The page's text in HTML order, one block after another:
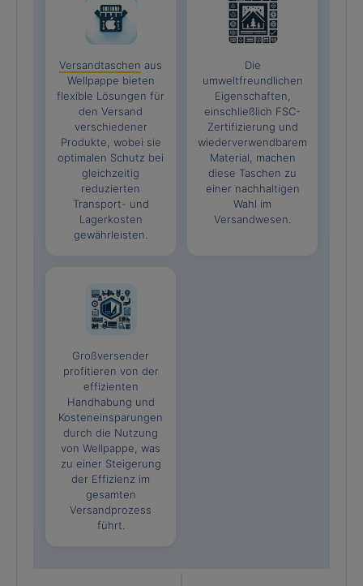
Versandtaschen aus
Wellpappe bieten
flexible Lösungen für
den Versand
verschiedener
Produkte, wobei sie
optimalen Schutz bei
gleichzeitig
reduzierten
Transport- und
Lagerkosten
gewährleisten.
Die
umweltfreundlichen
Eigenschaften,
einschließlich FSC-
Zertifizierung und
wiederverwendbarem
Material, machen
diese Taschen zu
einer nachhaltigen
Wahl im
Versandwesen.
Großversender
profitieren von der
effizienten
Handhabung und
Kosteneinsparungen
durch die Nutzung
von Wellpappe, was
zu einer Steigerung
der Effizienz im
gesamten
Versandprozess
führt.